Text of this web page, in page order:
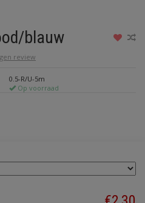
blauw
review
0.5-R/U-5m
Op voorraad